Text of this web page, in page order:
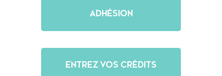
ADHÉSION
ENTREZ VOS CRÉDITS